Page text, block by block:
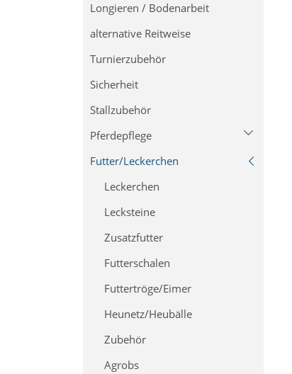
Motiv-Schabracken
Eskadron 2 Kordeln
Eskadron 3 Kordeln
Steigbügelriemen
Steigbügel
Sattelgurte
Longieren / Bodenarbeit
alternative Reitweise
Turnierzubehör
Sicherheit
Stallzubehör
Pferdepflege
Pflegemittel
Lederpflege
Anti-Fly
Putzzeug
Putztaschen/Boxen
Futter/Leckerchen
Leckerchen
Lecksteine
Zusatzfutter
Futterschalen
Futtertröge/Eimer
Heunetz/Heubälle
Zubehör
Agrobs